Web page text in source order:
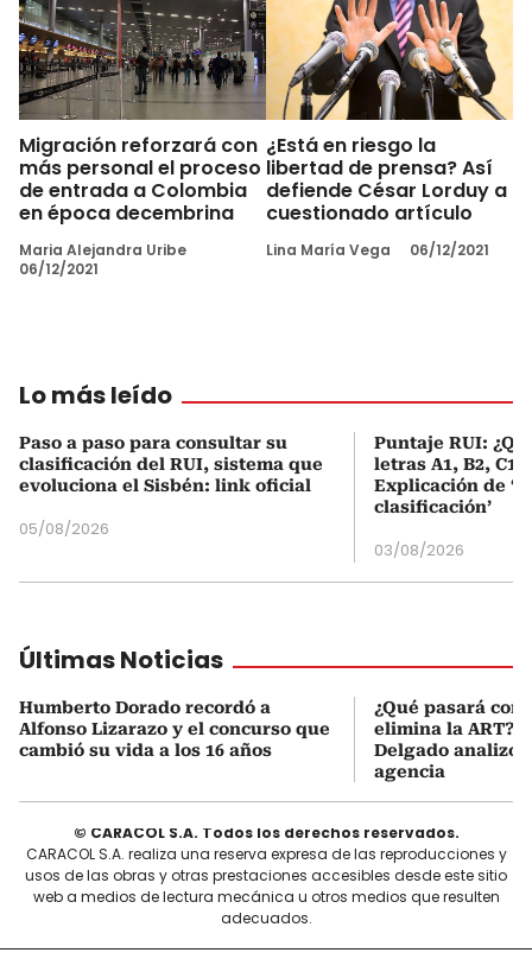
Migración reforzará con
más personal el proceso
de entrada a Colombia
en época decembrina
Maria Alejandra Uribe
06/12/2021
¿Está en riesgo la
libertad de prensa? Así
defiende César Lorduy a
cuestionado artículo
Lina María Vega 06/12/2021
Lo más leído
Paso a paso para consultar su
clasificación del RUI, sistema que
evoluciona el Sisbén: link oficial
05/08/2026
Puntaje RUI:
letras A1, B2, C1
Explicación de
clasificación’
03/08/2026
Últimas Noticias
Humberto Dorado recordó a
Alfonso Lizarazo y el concurso que
cambió su vida a los 16 años
¿Qué pasará con
elimina la ART?
Delgado analizó
agencia
© CARACOL S.A. Todos los derechos reservados.
CARACOL S.A. realiza una reserva expresa de las reproducciones y
usos de las obras y otras prestaciones accesibles desde este sitio
web a medios de lectura mecánica u otros medios que resulten
adecuados.